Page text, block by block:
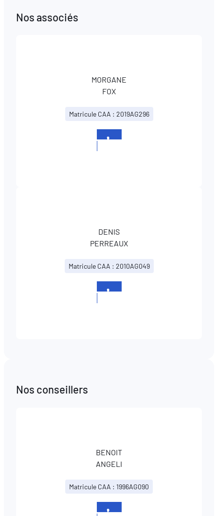
Nos associés
MORGANE
FOX
Matricule CAA : 2019AG296
DENIS
PERREAUX
Matricule CAA : 2010AG049
Nos conseillers
BENOIT
ANGELI
Matricule CAA : 1996AG090